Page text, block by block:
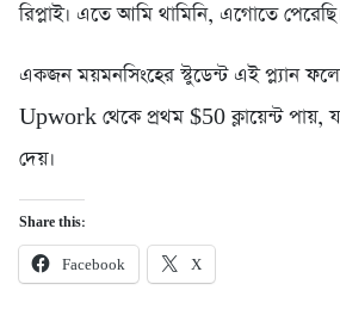
রিপ্লাই। এতে আমি থামিনি, এগোতে
একজন ময়মনসিংহের স্টুডেন্ট এই প্ল্যান
Upwork থেকে প্রথম $50 ক্লায়েন্ট পায়,
দেয়।
Share this:
Facebook X